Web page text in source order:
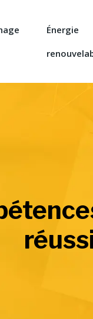
Énergie